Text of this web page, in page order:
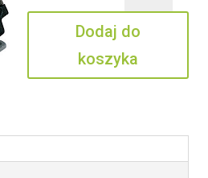
06.21
Dodaj do
koszyka